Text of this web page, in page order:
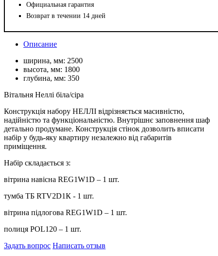
Официальная гарантия
Возврат в течении 14 дней
Описание
ширина, мм: 2500
высота, мм: 1800
глубина, мм: 350
Вітальня Неллі біла/сіра
Конструкція набору НЕЛЛІ відрізняється масивністю,
надійністю та функціональністю. Внутрішнє заповнення шаф
детально продумане. Конструкція стінок дозволить вписати
набір у будь-яку квартиру незалежно від габаритів
приміщення.
Набір складається з:
вітрина навісна REG1W1D – 1 шт.
тумба ТБ RTV2D1К - 1 шт.
вітрина підлогова REG1W1D – 1 шт.
полиця POL120 – 1 шт.
Задать вопрос Написать отзыв